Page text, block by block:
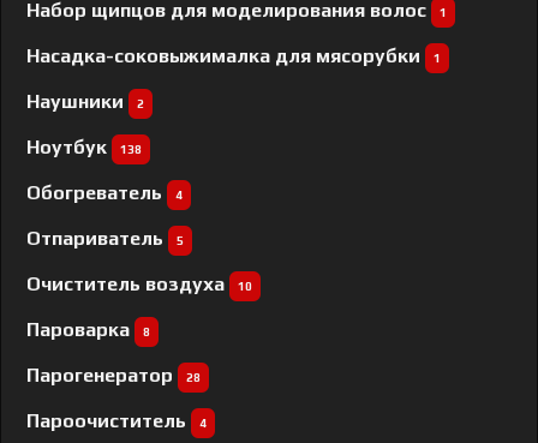
Набор щипцов для моделирования волос 1
Насадка-соковыжималка для мясорубки 1
Наушники 2
Ноутбук 138
Обогреватель 4
Отпариватель 5
Очиститель воздуха 10
Пароварка 8
Парогенератор 28
Пароочиститель 4